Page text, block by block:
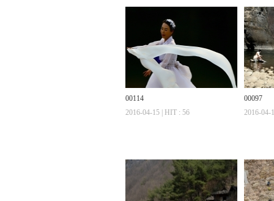
00114
2016-04-15 | HIT : 56
00097
2016-04-